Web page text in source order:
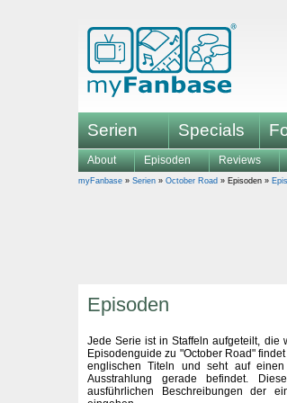
Serien Specials
About Episoden Reviews
myFanbase » Serien » October Road » Episoden »
Episoden
Jede Serie ist in Staffeln aufgeteilt, die
Episodenguide zu "October Road"
englischen Titeln und seht auf
Ausstrahlung gerade befindet.
ausführlichen Beschreibungen der